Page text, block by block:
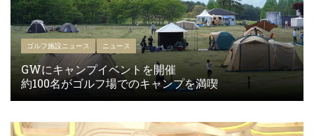
ゴルフ施設ニュース ニュース
GWにキャンプイベントを開催
約100名がゴルフ場でのキャンプを満喫